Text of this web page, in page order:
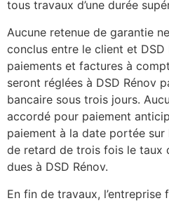
tous travaux d’une durée
Aucune retenue de garantie
conclus entre le client et DSD
paiements et factures à
seront réglées à DSD Rénov
bancaire sous trois jours.
accordé pour paiement
paiement à la date portée
de retard de trois fois le taux
dues à DSD Rénov.
En fin de travaux,